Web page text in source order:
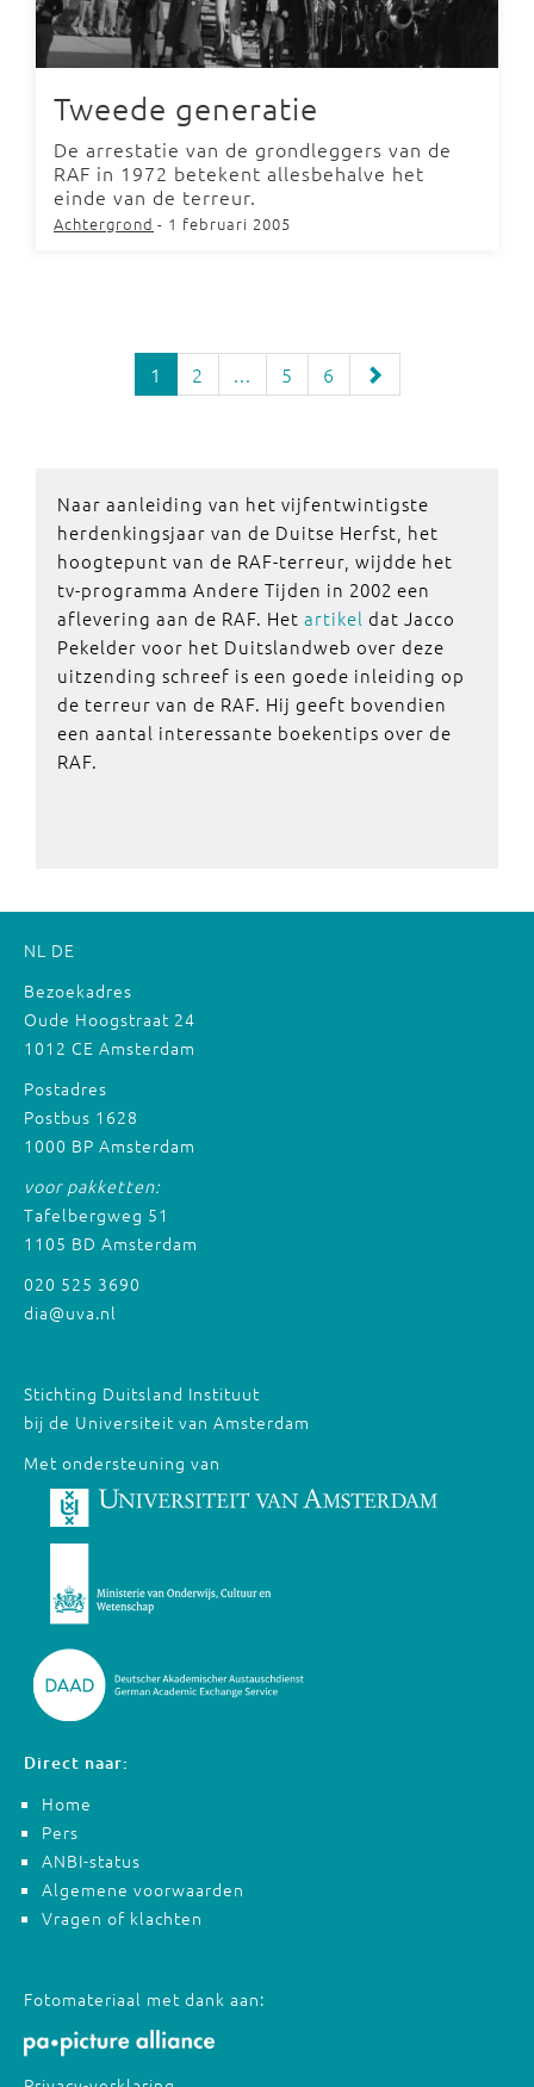
Tweede generatie
De arrestatie van de grondleggers van de
RAF in 1972 betekent allesbehalve het
einde van de terreur.
Achtergrond - 1 februari 2005
1 2 ... 5 6
Naar aanleiding van het vijfentwintigste
herdenkingsjaar van de Duitse Herfst, het
hoogtepunt van de RAF-terreur, wijdde het
tv-programma Andere Tijden in 2002 een
aflevering aan de RAF. Het artikel dat Jacco
Pekelder voor het Duitslandweb over deze
uitzending schreef is een goede inleiding op
de terreur van de RAF. Hij geeft bovendien
een aantal interessante boekentips over de
RAF.
NL DE
Bezoekadres
Oude Hoogstraat 24
1012 CE Amsterdam
Postadres
Postbus 1628
1000 BP Amsterdam
voor pakketten:
Tafelbergweg 51
1105 BD Amsterdam
020 525 3690
dia@uva.nl
Stichting Duitsland Instituut
bij de Universiteit van Amsterdam
Met ondersteuning van
Direct naar:
Home
Pers
ANBI-status
Algemene voorwaarden
Vragen of klachten
Fotomateriaal met dank aan: